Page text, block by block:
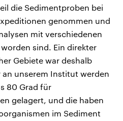
die Sedimentproben bei
genommen und
mit verschiedenen
sind. Ein direkter
Gebiete war deshalb
unserem Institut werden
80 Grad für
gelagert, und die haben
im Sediment